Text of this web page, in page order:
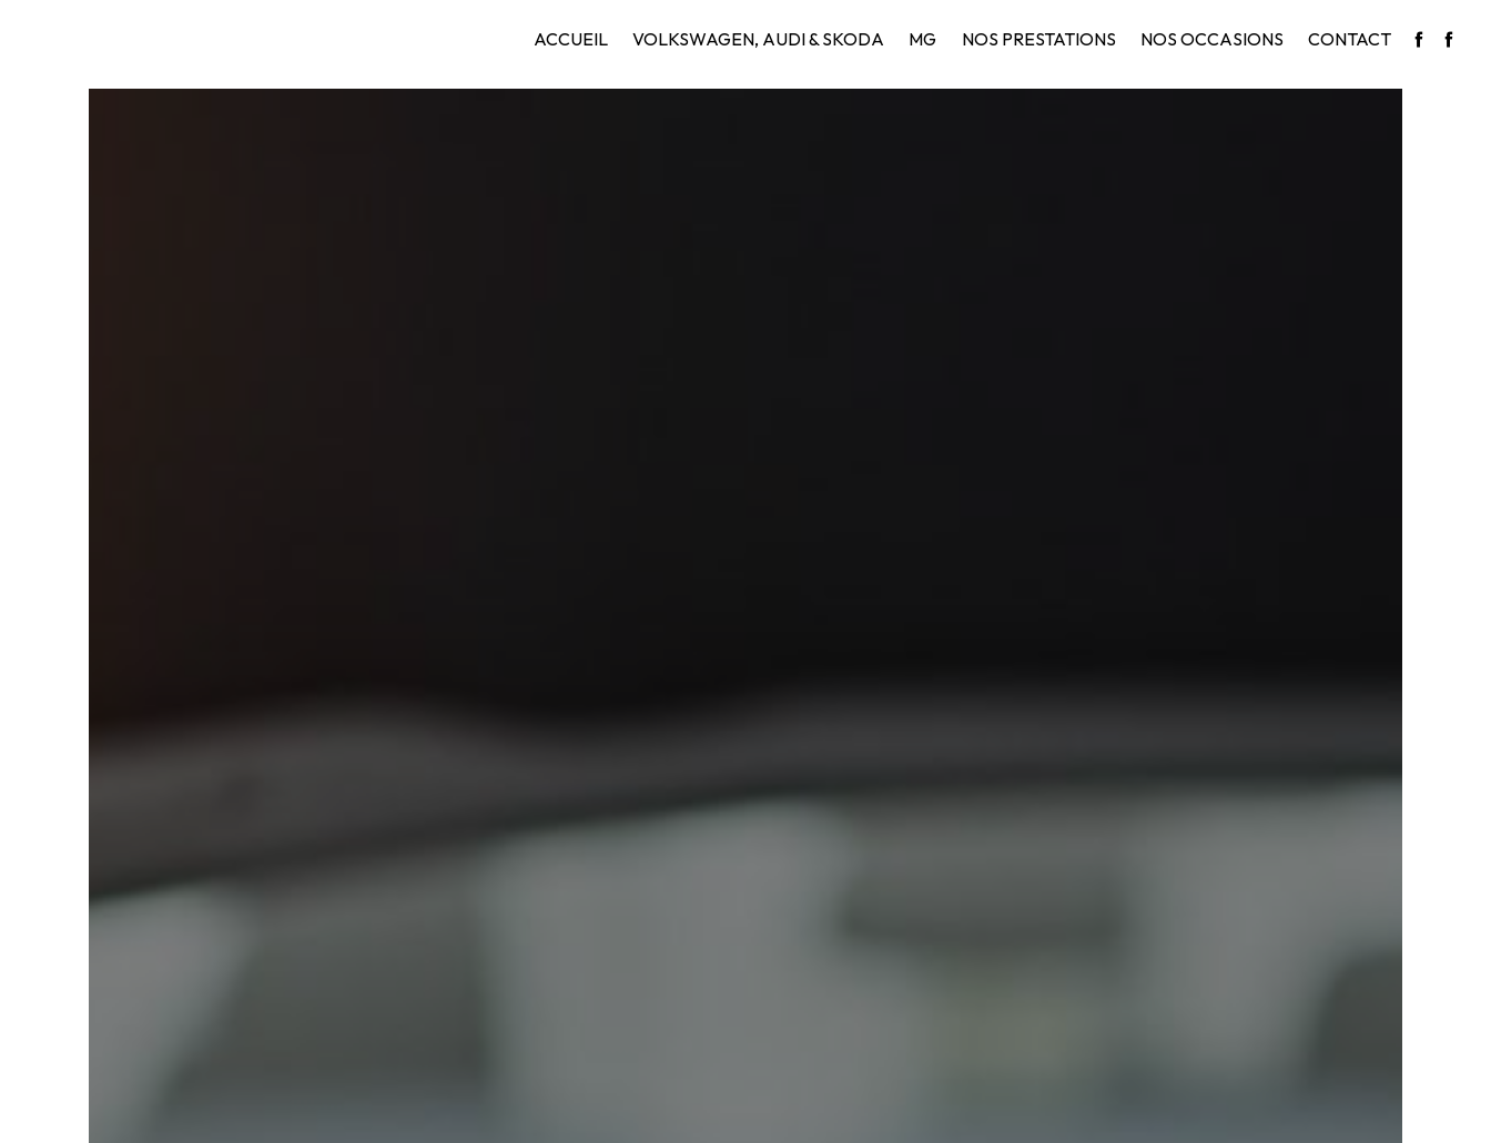
ACCUEIL VOLKSWAGEN, AUDI & SKODA MG NOS PRESTATIONS NOS OCCASIONS CONTACT